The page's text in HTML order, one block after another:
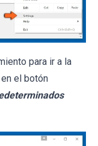
para ir a la
el botón